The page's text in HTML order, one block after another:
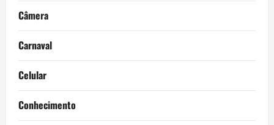
Câmera
Carnaval
Celular
Conhecimento